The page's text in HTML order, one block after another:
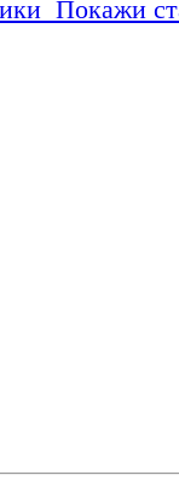
Покажи